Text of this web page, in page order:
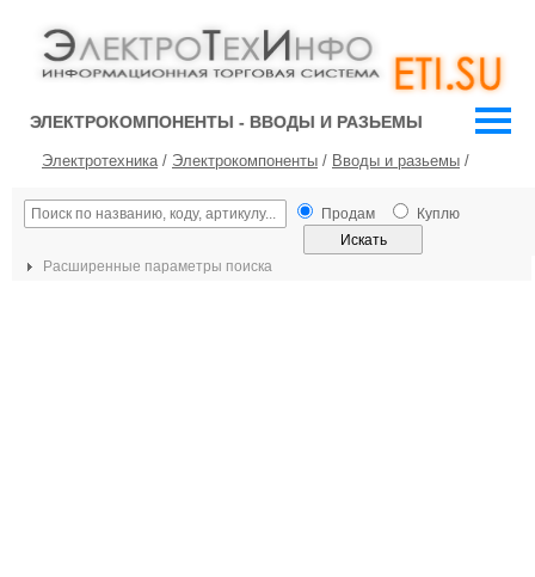
ЭЛЕКТРОКОМПОНЕНТЫ - ВВОДЫ И РАЗЬЕМЫ
Электротехника/ Электрокомпоненты / Вводы и разьемы /
Продам Куплю
Расширенные параметры поиска